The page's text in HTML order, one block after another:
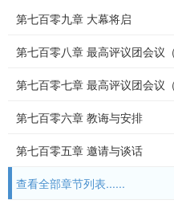
第七百零九章 大幕将启
第七百零八章 最高评议团会议（
第七百零七章 最高评议团会议（
第七百零六章 教诲与安排
第七百零五章 邀请与谈话
查看全部章节列表......